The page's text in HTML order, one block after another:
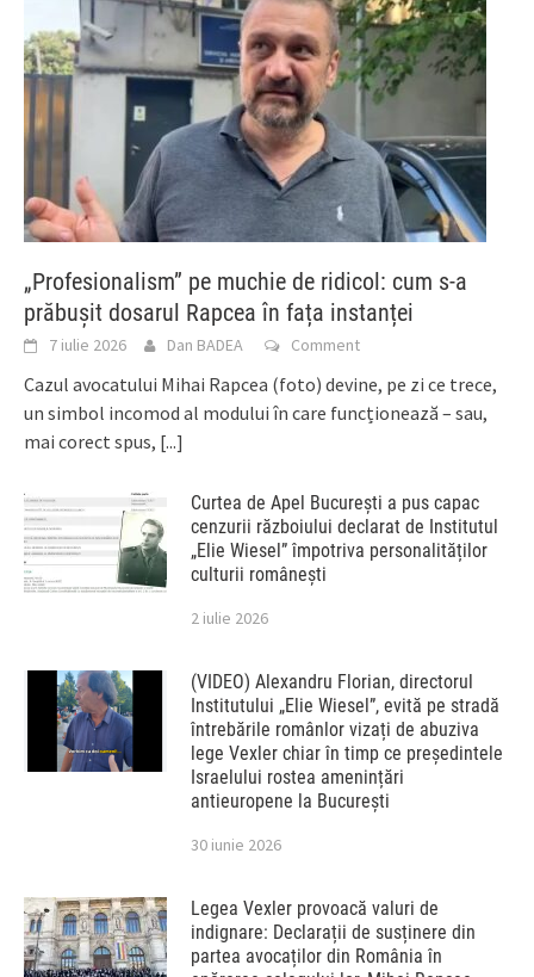
„Profesionalism” pe muchie de ridicol: cum s-a
prăbușit dosarul Rapcea în fața instanței
7 iulie 2026 Dan BADEA Comment
Cazul avocatului Mihai Rapcea (foto) devine, pe zi ce trece,
un simbol incomod al modului în care funcționează – sau,
mai corect spus, [...]
Curtea de Apel București a pus capac
cenzurii războiului declarat de Institutul
„Elie Wiesel” împotriva personalităților
culturii românești
2 iulie 2026
(VIDEO) Alexandru Florian, directorul
Institutului „Elie Wiesel”, evită pe stradă
întrebările românlor vizați de abuziva
lege Vexler chiar în timp ce președintele
Israelului rostea amenințări
antieuropene la București
30 iunie 2026
Legea Vexler provoacă valuri de
indignare: Declarații de susținere din
partea avocaților din România în